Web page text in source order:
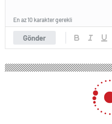
Gönder
En az 10 karakter gerekli